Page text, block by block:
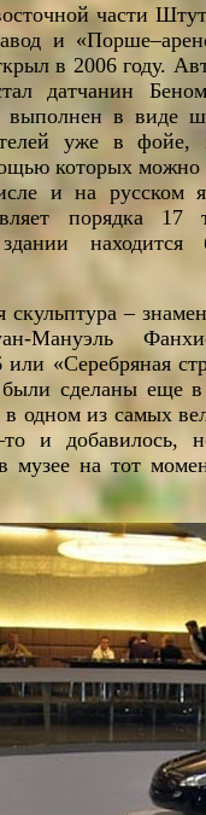
части
и
в 2006 году.
датчанин
выполнен в виде
уже в фойе,
которых можно
и на русском
порядка 17
находится
скульптура –
Мануэль
«Серебряная
сделаны еще
одном из самых
и добавилось,
музее на тот